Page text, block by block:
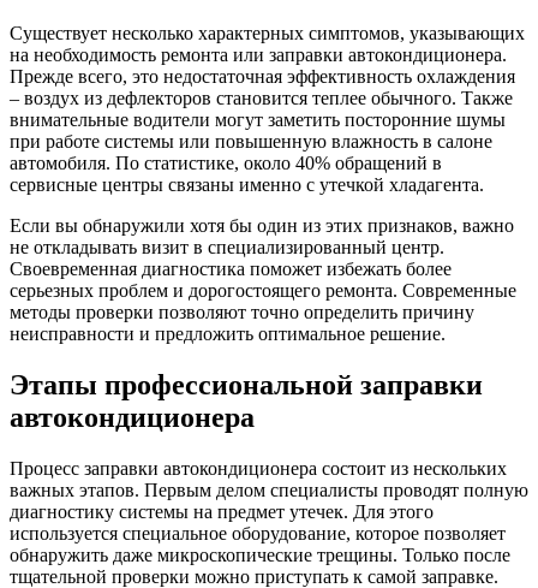
Существует несколько характерных симптомов, указывающих
на необходимость ремонта или заправки автокондиционера.
Прежде всего, это недостаточная эффективность охлаждения
– воздух из дефлекторов становится теплее обычного. Также
внимательные водители могут заметить посторонние шумы
при работе системы или повышенную влажность в салоне
автомобиля. По статистике, около 40% обращений в
сервисные центры связаны именно с утечкой хладагента.
Если вы обнаружили хотя бы один из этих признаков, важно
не откладывать визит в специализированный центр.
Своевременная диагностика поможет избежать более
серьезных проблем и дорогостоящего ремонта. Современные
методы проверки позволяют точно определить причину
неисправности и предложить оптимальное решение.
Этапы профессиональной заправки
автокондиционера
Процесс заправки автокондиционера состоит из нескольких
важных этапов. Первым делом специалисты проводят полную
диагностику системы на предмет утечек. Для этого
используется специальное оборудование, которое позволяет
обнаружить даже микроскопические трещины. Только после
тщательной проверки можно приступать к самой заправке.